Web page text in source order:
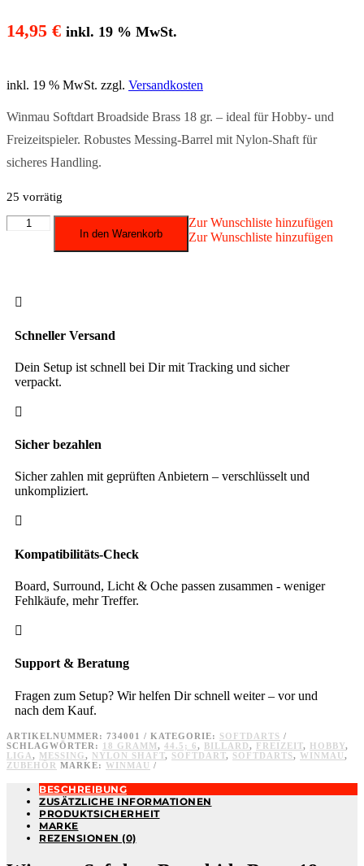
14,95 € inkl. 19 % MwSt.
inkl. 19 % MwSt. zzgl. Versandkosten
Winmau Softdart Broadside Brass 18 gr. – ideal für Hobby- und
Freizeitspieler. Robustes Messing-Barrel mit Nylon-Shaft für
sicheres Handling.
25 vorrätig
Winmau
18
gr.
In den Warenkorb
Zur Wunschliste hinzufügen
Zur Wunschliste hinzufügen

Schneller Versand
Dein Setup ist schnell bei Dir mit Tracking und sicher
verpackt.

Sicher bezahlen
Sicher zahlen mit geprüften Anbietern – verschlüsselt und
unkompliziert.

Kompatibilitäts-Check
Board, Surround, Licht & Oche passen zusammen - weniger
Fehlkäufe, mehr Treffer.

Support & Beratung
Fragen zum Setup? Wir helfen Dir schnell weiter – vor und
nach dem Kauf.
ARTIKELNUMMER: 734001 KATEGORIE: SOFTDARTS
SCHLAGWÖRTER: 18 GRAMM, 44.5; 6, BILLARD, FREIZEIT, HOBBY,
LIGA, MESSING, NYLON SHAFT, SOFTDART, SOFTDARTS, WINMAU,
ZUBEHÖR MARKE: WINMAU
BESCHREIBUNG
ZUSÄTZLICHE INFORMATIONEN
PRODUKTSICHERHEIT
MARKE
REZENSIONEN (0)